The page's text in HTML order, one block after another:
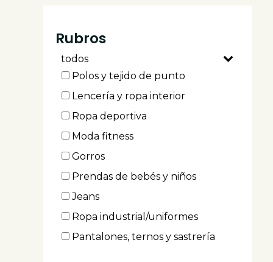
Ojaladoras
Botoneras
Planas
Planas cadeneta
Blonderas
Sesgueras
Insertadoras de elastico
Atracadoras
Zig-zag/tricotera
Presilladoras
Pretinadoras
Rubros
todos
Polos y tejido de punto
Lencería y ropa interior
Ropa deportiva
Moda fitness
Gorros
Prendas de bebés y niños
Jeans
Ropa industrial/uniformes
Pantalones, ternos y sastrería